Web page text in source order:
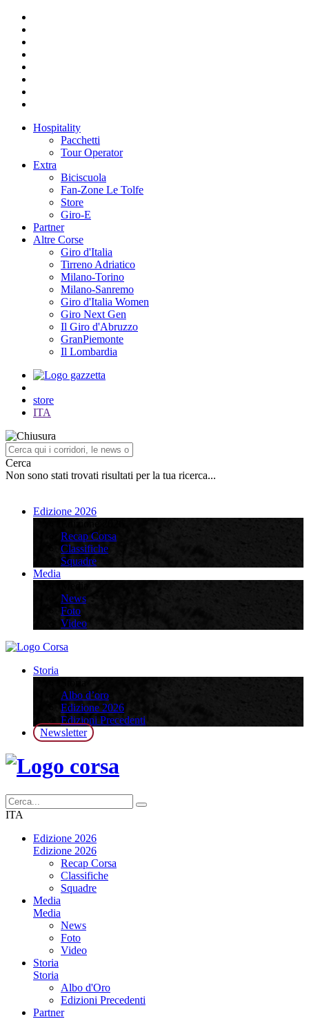
Hospitality
Pacchetti
Tour Operator
Extra
Biciscuola
Fan-Zone Le Tolfe
Store
Giro-E
Partner
Altre Corse
Giro d'Italia
Tirreno Adriatico
Milano-Torino
Milano-Sanremo
Giro d'Italia Women
Giro Next Gen
Il Giro d'Abruzzo
GranPiemonte
Il Lombardia
store
ITA
Cerca
Non sono stati trovati risultati per la tua ricerca...
Edizione 2026
Recap Corsa
Classifiche
Squadre
Media
News
Foto
Video
Storia
Albo d’oro
Edizione 2026
Edizioni Precedenti
Newsletter
ITA
Edizione 2026
Edizione 2026
Recap Corsa
Classifiche
Squadre
Media
Media
News
Foto
Video
Storia
Storia
Albo d'Oro
Edizioni Precedenti
Partner